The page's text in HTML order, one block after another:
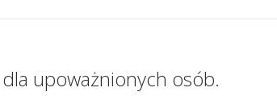
upoważnionych osób.